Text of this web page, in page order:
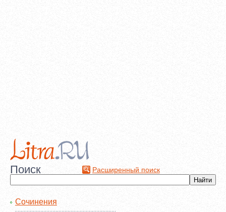
Поиск Расширенный поиск
Сочинения